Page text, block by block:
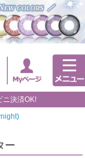
ニ決済OK!
ー